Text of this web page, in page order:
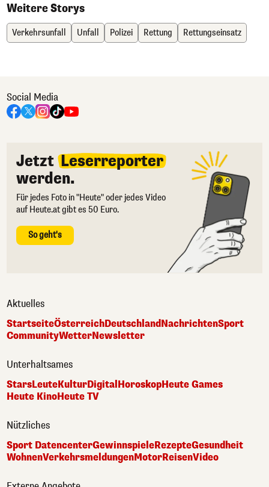
Weitere Storys
Verkehrsunfall Unfall Polizei Rettung Rettungseinsatz
Social Media
Jetzt Leserreporter
werden.
Für jedes Foto in "Heute" oder jedes Video
auf Heute.at gibt es 50 Euro.
So geht's
Aktuelles
StartseiteÖsterreichDeutschlandNachrichtenSport
CommunityWetterNewsletter
Unterhaltsames
StarsLeuteKulturDigitalHoroskopHeute Games
Heute KinoHeute TV
Nützliches
Sport DatencenterGewinnspieleRezepteGesundheit
WohnenVerkehrsmeldungenMotorReisenVideo